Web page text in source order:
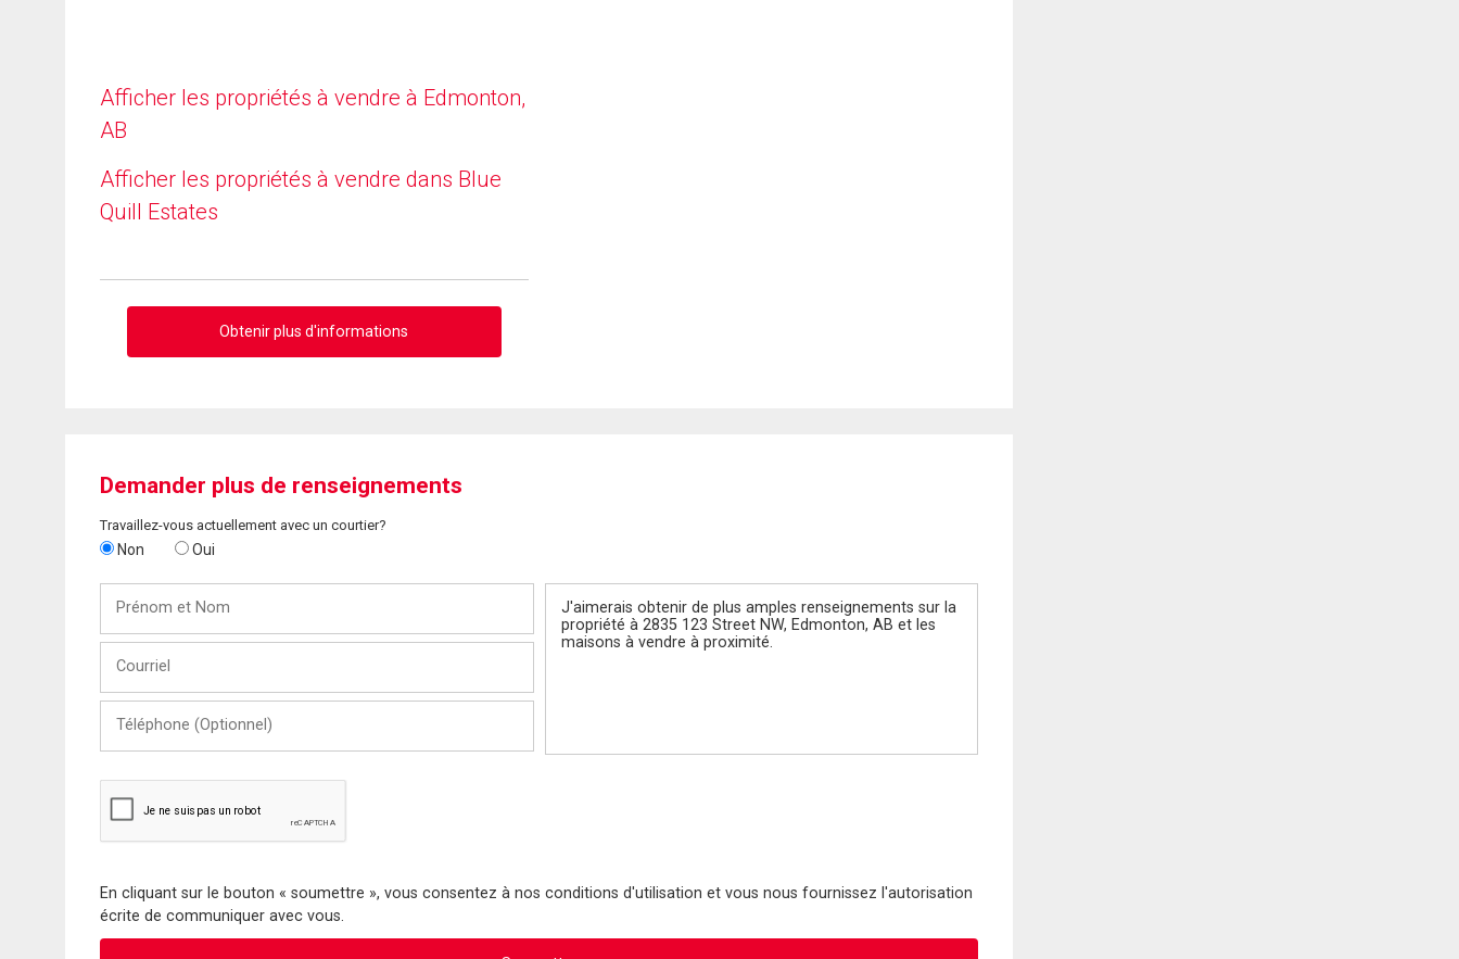
Afficher les propriétés à vendre à Edmonton,
AB
Afficher les propriétés à vendre dans Blue
Quill Estates
Obtenir plus d'informations
Demander plus de renseignements
Travaillez-vous actuellement avec un courtier?
Non Oui
Nom
(Optionnel)
En cliquant sur le bouton « soumettre », vous consentez à nos conditions d'utilisation et vous nous fournissez l'autorisation
écrite de communiquer avec vous.